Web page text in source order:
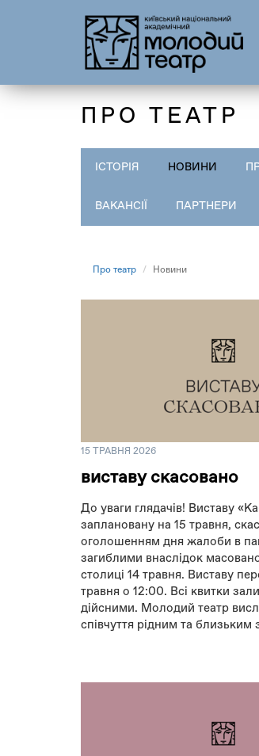
ПРО ТЕАТР
ІСТОРІЯ НОВИНИ
ВАКАНСІЇ ПАРТНЕРИ
Про театр Новини
15 ТРАВНЯ 2026
виставу скасовано
До уваги глядачів! Виставу
заплановану на 15 травня,
оголошенням дня жалоби в
загиблими внаслідок
столиці 14 травня. Виставу
травня о 12:00. Всі квитки
дійсними. Молодий театр
співчуття рідним та близьким